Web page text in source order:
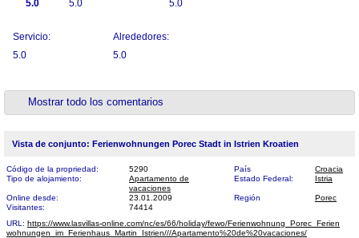
5.0
5.0
5.0
Servicio:
5.0
Alrededores:
5.0
Mostrar todo los comentarios
Vista de conjunto: Ferienwohnungen Porec Stadt in Istrien Kroatien
Código de la propriedad: 5290 País
Croacia
Tipo de alojamiento:
Apartamento de
vacaciones
Estado Federal: Istria
Online desde: 23.01.2009 Región
Porec
Visitantes:
74414
URL: https://www.lasvillas-online.com/nc/es/66/holiday/fewo/Ferienwohnung_Porec_Ferien​
wohnungen_im_Ferienhaus_Martin_Istrien///Apartamento%20de%20vacaciones/